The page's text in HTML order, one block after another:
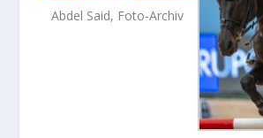
Abdel Said, Foto-Archiv